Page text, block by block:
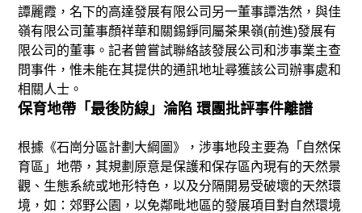
譚麗霞，名下的高達發展有限公司另一董事譚浩然，與佳
嶺有限公司董事顏祥華和關錫錚同屬茶果嶺(前進)發展有
限公司的董事。記者曾嘗試聯絡該發展公司和涉事業主查
問事件，惟未能在其提供的通訊地址尋獲該公司辦事處和
相關人士。
保育地帶「最後防線」淪陷 環團批評事件離譜
根據《石崗分區計劃大綱圖》，涉事地段主要為「自然保
育區」地帶，其規劃原意是保護和保存區內現有的天然景
觀、生態系統或地形特色，以及分隔開易受破壞的天然環
境，如：郊野公園，以免鄰毗地區的發展項目對自然環境